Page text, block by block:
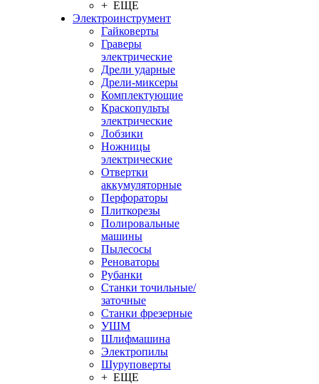
+ ЕЩЕ
Электроинструмент
Гайковерты
Граверы
электрические
Дрели ударные
Дрели-миксеры
Комплектующие
Краскопульты
электрические
Лобзики
Ножницы
электрические
Отвертки
аккумуляторные
Перфораторы
Плиткорезы
Полировальные
машины
Пылесосы
Реноваторы
Рубанки
Станки точильные/
заточные
Станки фрезерные
УШМ
Шлифмашина
Электропилы
Шуруповерты
+ ЕЩЕ